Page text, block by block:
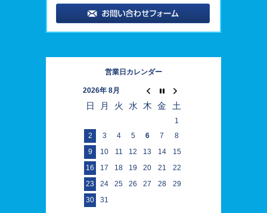
営業日カレンダー
2026年 8月
日 月 火 水 木 金 土
1
2
3 4 5 6 7
8
9
10 11 12 13 14
15
16
17 18 19 20 21
22
23
24 25 26 27 28
29
30
31